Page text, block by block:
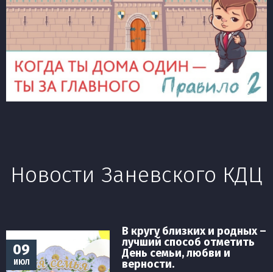
Новости Заневского КДЦ
09
ИЮЛ
В кругу близких и родных –
лучший способ отметить
День семьи, любви и
верности.